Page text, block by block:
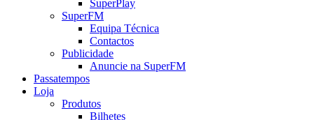
SuperPlay
SuperFM
Equipa Técnica
Contactos
Publicidade
Anuncie na SuperFM
Passatempos
Loja
Produtos
Bilhetes